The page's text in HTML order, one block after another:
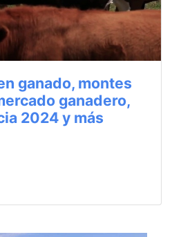
ganado, montes
ganadero,
2024 y más